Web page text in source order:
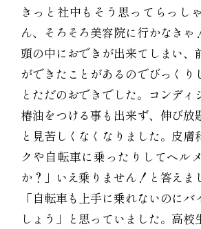
きっと社中もそう思ってらっし
ん、そろそろ美容院に行かなきゃ
頭の中におできが出来てしまい、
ができたことがあるのでびっくり
とただのおできでした。コンデ
椿油をつける事も出来ず、伸び放
と見苦しくなくなりました。皮膚
クや自転車に乗ったりしてヘル
か？」いえ乗りません！と答えま
「自転車も上手に乗れないのに
しょう」と思っていました。高校